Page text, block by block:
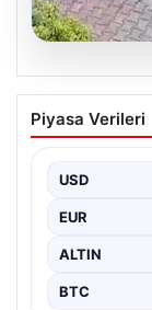
Bolu’da
sonra
Ardından
Piyasa Verileri
USD
EUR
ALTIN
BTC